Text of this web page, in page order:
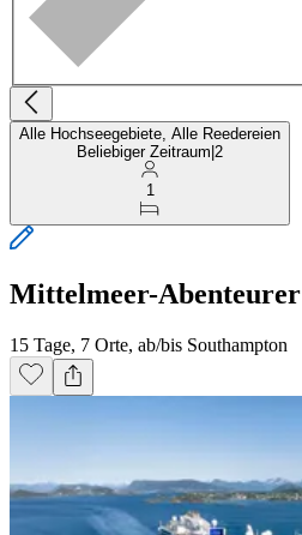
Alle Hochseegebiete, Alle Reedereien
Beliebiger Zeitraum 2
1
Mittelmeer-Abenteurer
15 Tage, 7 Orte, ab/bis Southampton